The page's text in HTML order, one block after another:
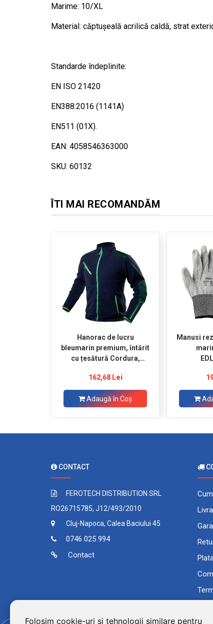
Folosim cookie-uri și tehnologii similare pentru
Marime: 10/XL
Material: căptușeală acrilică caldă, strat
Standarde îndeplinite:
EN ISO 21420
EN388:2016 (1141A)
EN511 (01X).
EAN: 4058546363000
SKU: 60132
ÎTI MAI RECOMANDĂM
Hanorac de lucru
bleumarin premium, întărit
cu țesătură Cordura,
162,68 Lei
Adaugă în Coş
Manusi
CONTACT
FEROTECH DISTRIBUTION SRL
RO26715785, J12/493/2010
Cluj-Napoca, Calea Baciului 45
0746 025 994
Contact